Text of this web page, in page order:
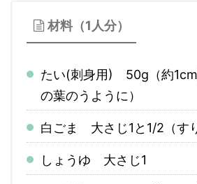
材料（1人分）
たい(刺身用) 50g（約
の葉のうように）
白ごま 大さじ1と1/2（す
しょうゆ 大さじ1